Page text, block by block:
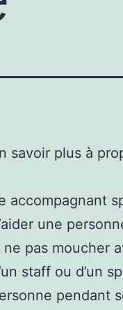
savoir plus à
accompagnant
une
ne pas moucher
staff ou d’un
pendant